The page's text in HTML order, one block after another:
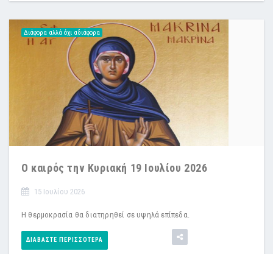
Διάφορα αλλά όχι αδιάφορα
Ο καιρός την Κυριακή 19 Ιουλίου 2026
15 Ιουλίου 2026
Η θερμοκρασία θα διατηρηθεί σε υψηλά επίπεδα.
ΔΙΑΒΆΣΤΕ ΠΕΡΙΣΣΌΤΕΡΑ